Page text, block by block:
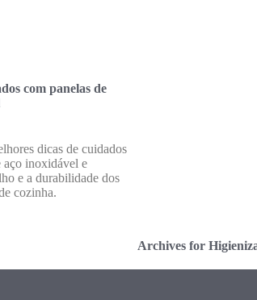
com panelas de
dicas de cuidados
aço inoxidável e
e a durabilidade dos
cozinha.
Archives for